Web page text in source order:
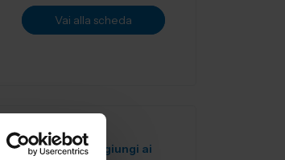
Vai alla scheda
Aggiungi ai